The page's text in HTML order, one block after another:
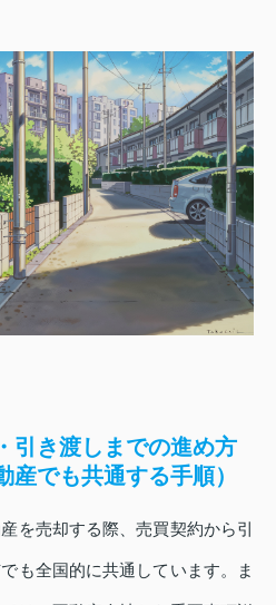
引き渡しまでの進め方
産でも共通する手順）
を売却する際、売買契約から引
も全国的に共通しています。ま